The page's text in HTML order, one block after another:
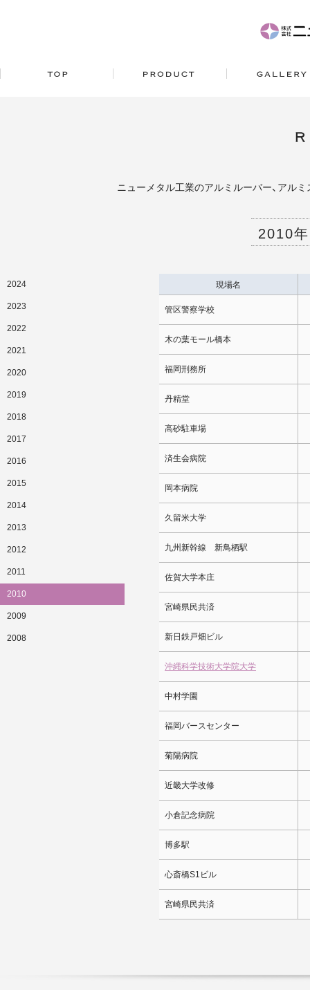
ニューメタル工業のアルミルーバー、アル
2010年
2024
2023
2022
2021
2020
2019
2018
2017
2016
2015
2014
2013
2012
2011
2010
2009
2008
現場名
管区警察学校
木の葉モール橋本
福岡刑務所
丹精堂
高砂駐車場
済生会病院
岡本病院
久留米大学
九州新幹線 新鳥栖駅
佐賀大学本庄
宮崎県民共済
新日鉄戸畑ビル
沖縄科学技術大学院大学
中村学園
福岡バースセンター
菊陽病院
近畿大学改修
小倉記念病院
博多駅
心斎橋S1ビル
宮崎県民共済